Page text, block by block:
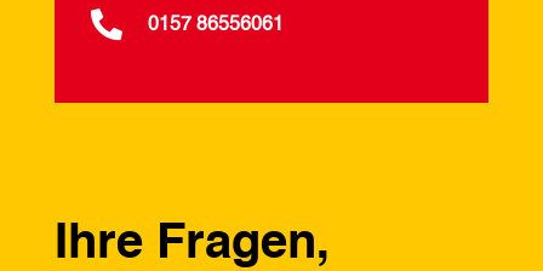
 0157 86556061
Ihre Fragen,